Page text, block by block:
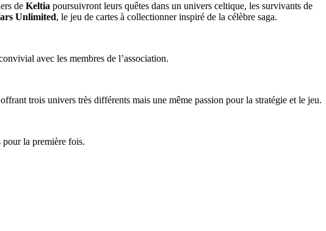
de Keltia poursuivront leurs quêtes dans un univers celtique, les survivants de
Unlimited, le jeu de cartes à collectionner inspiré de la célèbre saga.
avec les membres de l’association.
trois univers très différents mais une même passion pour la stratégie et le jeu.
pour la première fois.